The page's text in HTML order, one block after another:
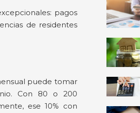
pagos
de residentes
puede tomar
Con 80 o 200
ese 10% con